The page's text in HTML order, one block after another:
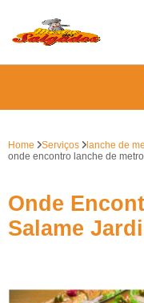
Home Serviços lanche de
onde encontro lanche de
Onde
Salame